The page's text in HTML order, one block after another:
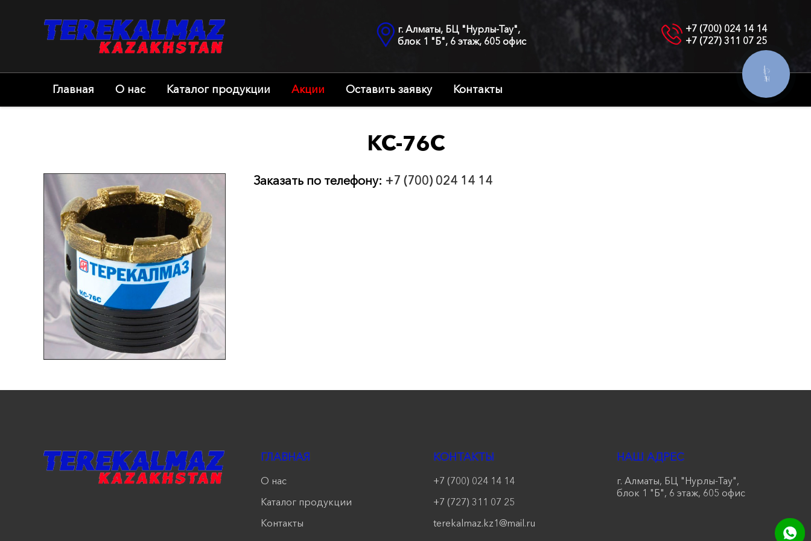
г. Алматы, БЦ "Нурлы-Тау",
блок 1 "Б", 6 этаж, 605 офис
+7 (700) 024 14 14
+7 (727) 311 07 25
Главная О нас Каталог продукции Акции Оставить заявку Контакты
КС-76С
Заказать по телефону: +7 (700) 024 14 14
ГЛАВНАЯ
О нас
Каталог продукции
Контакты
КОНТАКТЫ
+7 (700) 024 14 14
+7 (727) 311 07 25
terekalmaz.kz1@mail.ru
НАШ АДРЕС
г. Алматы, БЦ "Нурлы-Тау",
блок 1 "Б", 6 этаж, 605 офис
КНОПКА
СВЯЗИ